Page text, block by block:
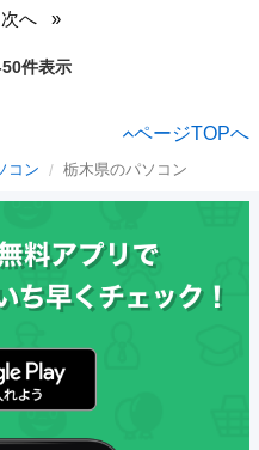
次へ
件表示
ページTOPへ
コン 栃木県のパソコン